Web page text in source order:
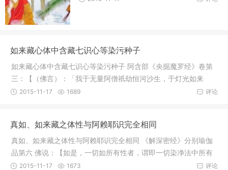
如来藏心体中含藏七识心等染污种子
如来藏心体中含藏七识心等染污种子 阿含部《央掘魔罗经》卷第
三：【（佛言）：「我于无量阿僧祇劫恒河沙生，于灯光如来
（燃灯佛）
评论
2015-11-17 1689
真如、如来藏之体性与阿赖耶识完全相同
真如、如来藏之体性与阿赖耶识完全相同 《解深密经》分别瑜伽
品第六 佛说：【如是，一切如所有性者，谓即一切染净法中所有
真如，
评论
2015-11-17 1673